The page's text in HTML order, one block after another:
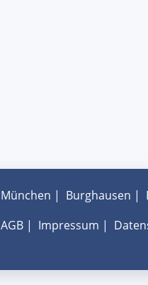
München | Burghausen |
AGB| Impressum |